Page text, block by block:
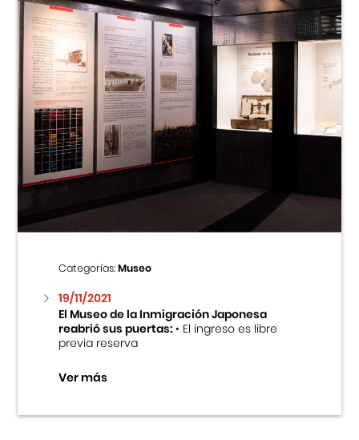
Categorías:Museo
19/11/2021
El Museo de la Inmigración Japonesa
reabrió sus puertas:• El ingreso es libre
previa reserva
Ver más